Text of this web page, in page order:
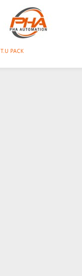
T.U PACK